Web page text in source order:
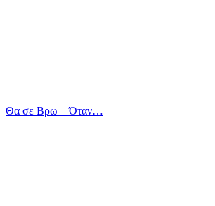
Θα σε Βρω – Όταν…